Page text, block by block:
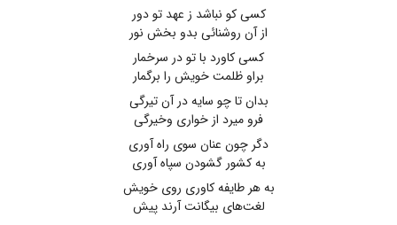
کسی کو نباشد ز عهد تو دور
از آن روشنائی بدو بخش نور
کسی کاورد با تو در سرخمار
براو ظلمت خویش را برگمار
بدان تا چو سایه در آن تیرگی
فرو میرد از خواری وخیرگی
دگر چون عنان سوی راه آوری
به کشور گشودن سپاه آوری
به هر طایفه کاوری روی خویش
لغت‌های بیگانت آرند پیش